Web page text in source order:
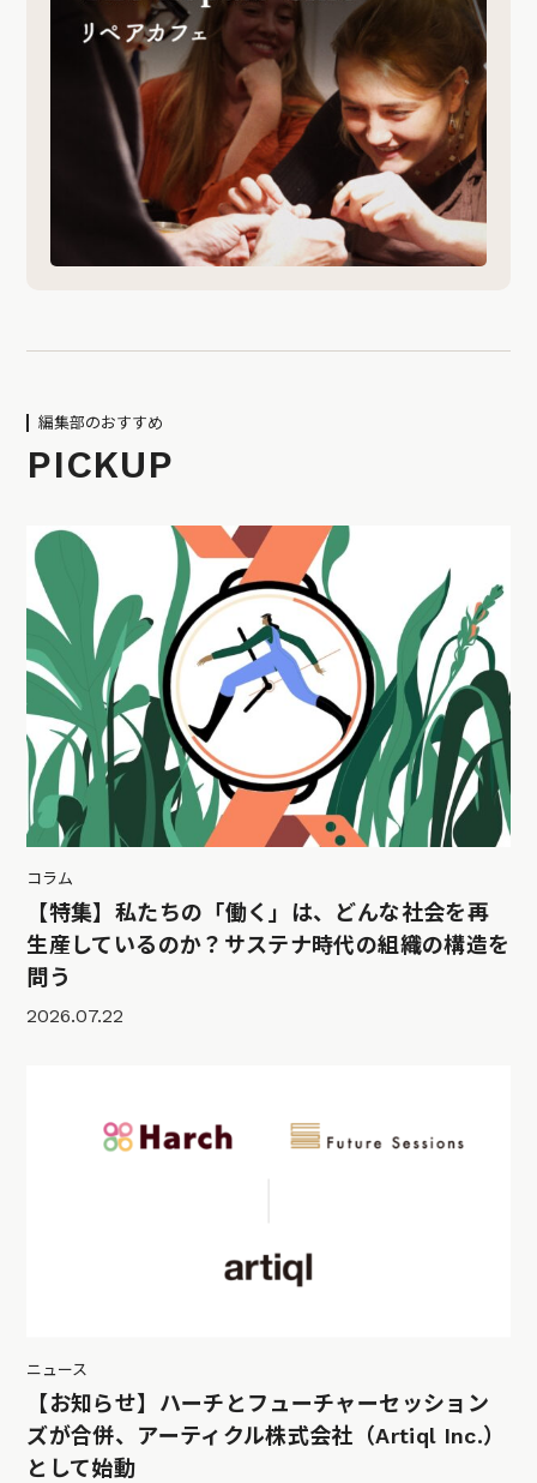
編集部のおすすめ
PICKUP
コラム
【特集】私たちの「働く」は、どんな社会を再
生産しているのか？サステナ時代の組織の構造を
問う
2026.07.22
ニュース
【お知らせ】ハーチとフューチャーセッション
ズが合併、アーティクル株式会社（Artiql Inc.）
として始動